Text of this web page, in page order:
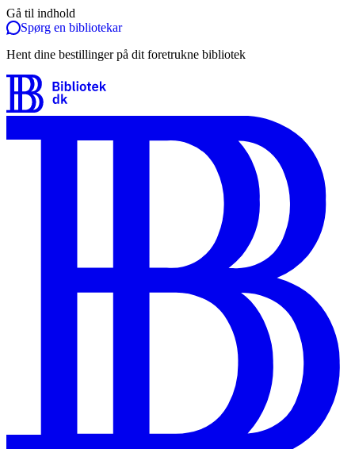
Gå til indhold
Spørg en bibliotekar
Hent dine bestillinger på dit foretrukne bibliotek